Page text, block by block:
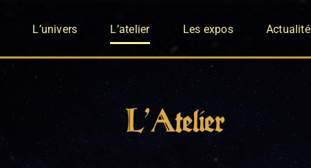
L’univers L’atelier Les expos Actualité
L’Atelier